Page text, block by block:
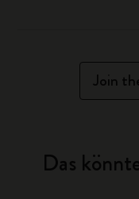
Join
Das